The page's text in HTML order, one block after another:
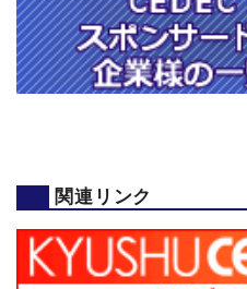
関連リンク